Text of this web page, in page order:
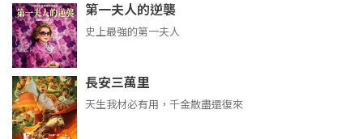
第一夫人的逆襲
史上最強的第一夫人
長安三萬里
天生我材必有用，千金散盡還復來